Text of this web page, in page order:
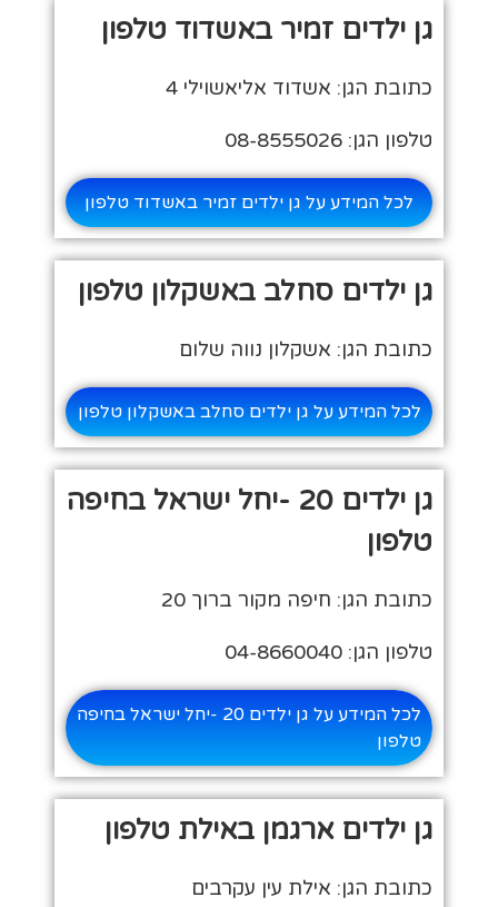
גן ילדים זמיר באשדוד טלפון
כתובת הגן: אשדוד אליאשוילי 4
טלפון הגן: 08-8555026
לכל המידע על גן ילדים זמיר באשדוד טלפון
גן ילדים סחלב באשקלון טלפון
כתובת הגן: אשקלון נווה שלום
לכל המידע על גן ילדים סחלב באשקלון טלפון
גן ילדים 20 -יחל ישראל בחיפה
טלפון
כתובת הגן: חיפה מקור ברוך 20
טלפון הגן: 04-8660040
לכל המידע על גן ילדים 20 -יחל ישראל בחיפה
טלפון
גן ילדים ארגמן באילת טלפון
כתובת הגן: אילת עין עקרבים